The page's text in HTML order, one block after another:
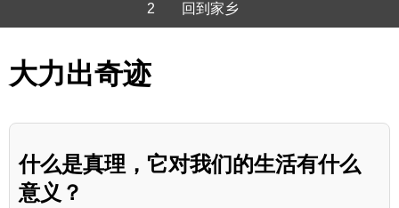
2
回到家乡
大力出奇迹
什么是真理，它对我们的生活有什么
意义？